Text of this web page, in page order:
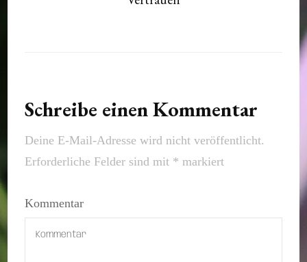
Schreibe einen Kommentar
Deine E-Mail-Adresse wird nicht veröffentlicht.
Erforderliche Felder sind mit * markiert
Kommentar